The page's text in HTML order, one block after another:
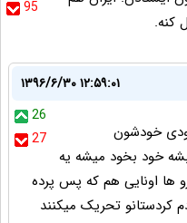
95
کنه.
۱۳۹۶/۶/۳۰ ۱۲:۵۹:۰۱
26
27
خودشون
بشه خود بخود میشه یه
ها اونایی هم که پس پرده
کردستانو تحریک میکنند